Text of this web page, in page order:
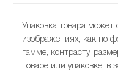
Упаковка товара может
изображениях, как по
гамме, контрасту,
товаре или упаковке, в